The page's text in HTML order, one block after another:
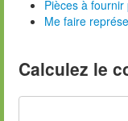
Pièces à
Me faire
Calculez le